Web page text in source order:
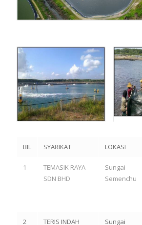
BIL SYARIKAT LOKASI
1
TEMASIK RAYA
SDN BHD
Sungai
Semenchu
2 TERIS INDAH Sungai